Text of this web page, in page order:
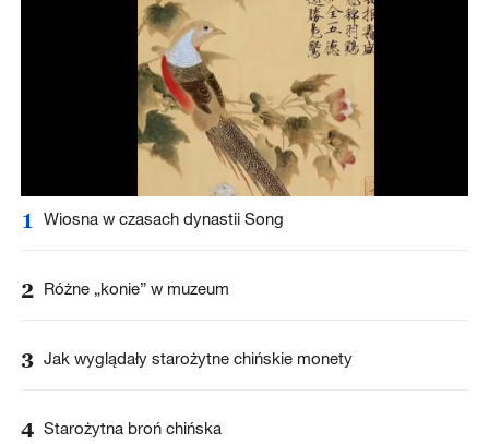
1 Wiosna w czasach dynastii Song
2 Różne „konie” w muzeum
3 Jak wyglądały starożytne chińskie monety
4 Starożytna broń chińska